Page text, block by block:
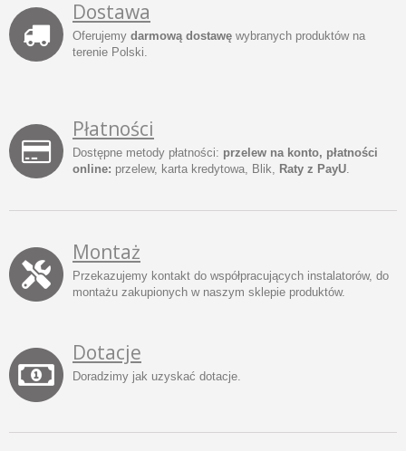
Dostawa
Oferujemy darmową dostawę wybranych produktów na
terenie Polski.
Płatności
Dostępne metody płatności: przelew na konto, płatności
online: przelew, karta kredytowa, Blik, Raty z PayU
Montaż
Przekazujemy kontakt do współpracujących instalatorów, do
montażu zakupionych w naszym sklepie produktów.
Dotacje
Doradzimy jak uzyskać dotacje.